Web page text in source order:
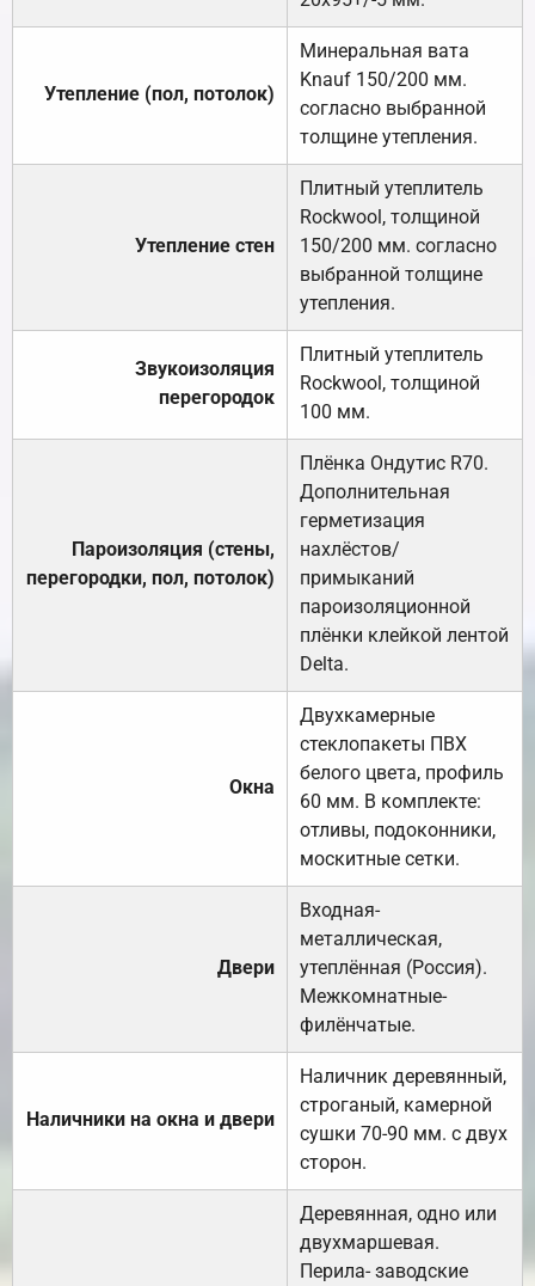
Утепление (пол, потолок)
Минеральная вата
Knauf 150/200 мм.
согласно выбранной
толщине утепления.
Утепление стен
Плитный утеплитель
Rockwool, толщиной
150/200 мм. согласно
выбранной толщине
утепления.
Звукоизоляция
перегородок
Плитный утеплитель
Rockwool, толщиной
100 мм.
Пароизоляция (стены,
перегородки, пол, потолок)
Плёнка Ондутис R70.
Дополнительная
герметизация
нахлёстов/
примыканий
пароизоляционной
плёнки клейкой лентой
Delta.
Окна
Двухкамерные
стеклопакеты ПВХ
белого цвета, профиль
60 мм. В комплекте:
отливы, подоконники,
москитные сетки.
Двери
Входная-
металлическая,
утеплённая (Россия).
Межкомнатные-
филёнчатые.
Наличники на окна и двери
Наличник деревянный,
строганый, камерной
сушки 70-90 мм. с двух
сторон.
Деревянная, одно или
двухмаршевая.
Перила- заводские